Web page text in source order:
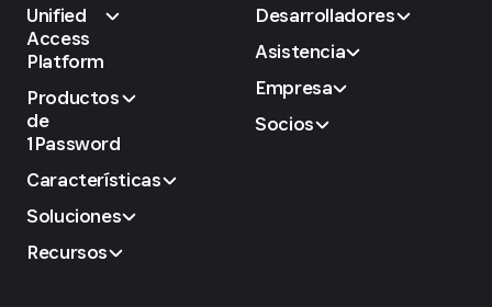
Unified
Access
Platform
Productos
de
1Password
Características
Soluciones
Recursos
Desarrolladores
Asistencia
Empresa
Socios